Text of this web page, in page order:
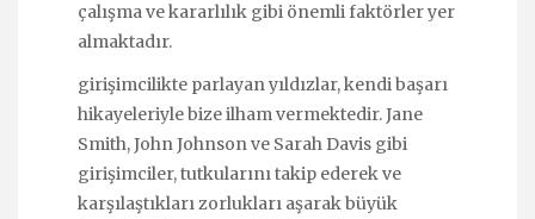
çalışma ve kararlılık gibi önemli faktörler yer
almaktadır.
girişimcilikte parlayan yıldızlar, kendi başarı
hikayeleriyle bize ilham vermektedir. Jane
Smith, John Johnson ve Sarah Davis gibi
girişimciler, tutkularını takip ederek ve
karşılaştıkları zorlukları aşarak büyük